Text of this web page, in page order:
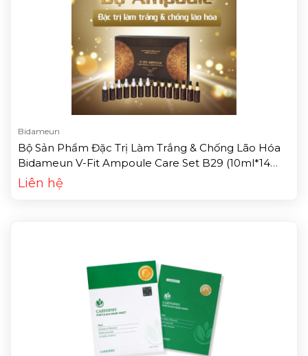
Bidameun
Bộ Sản Phẩm Đặc Trị Làm Trắng & Chống Lão Hóa
Bidameun V-Fit Ampoule Care Set B29 (10ml*14
Ống)
Liên hệ